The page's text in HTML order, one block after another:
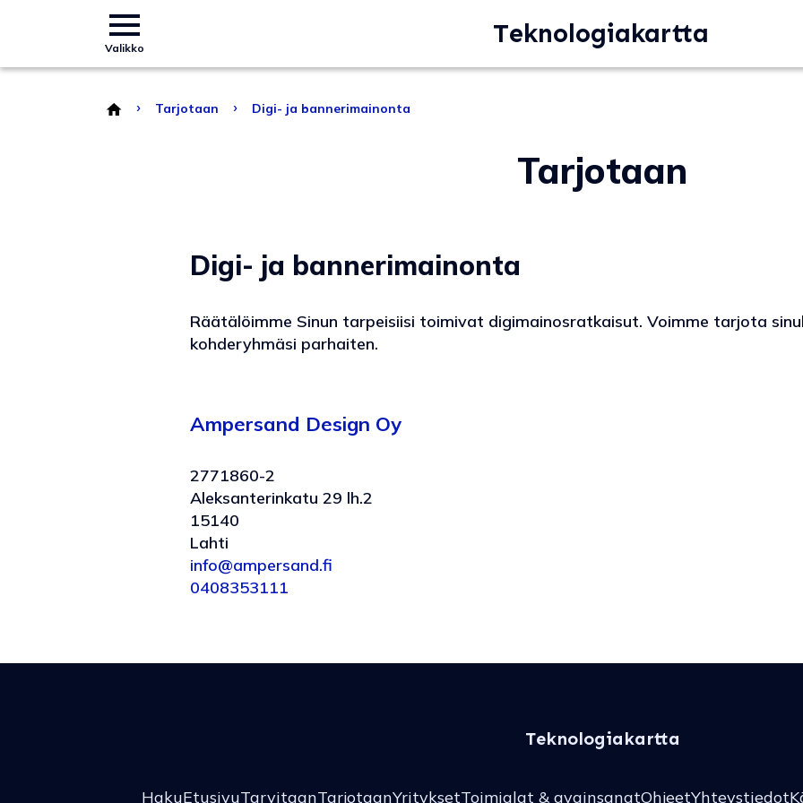
Valikko Teknologiakartta
› Tarjotaan › Digi- ja bannerimainonta
Tarjotaan
Digi- ja bannerimainonta
Räätälöimme Sinun tarpeisiisi toimivat digimainosratkaisut. Voimme tarjota
kohderyhmäsi parhaiten.
Ampersand Design Oy
2771860-2
Aleksanterinkatu 29 lh.2
15140
Lahti
info@ampersand.fi
0408353111
Teknologiakartta
HakuEtusivuTarvitaanTarjotaanYrityksetToimialat & avainsanatOhjeetYhteystiedot